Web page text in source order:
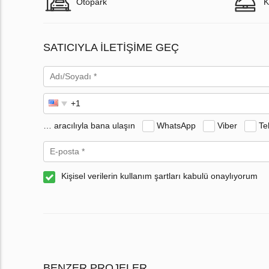
SATICIYLA ILETIŞIME GEÇ
… aracılıyla bana ulaşın WhatsApp Viber
Kişisel verilerin kullanım şartları kabulü onaylıyorum